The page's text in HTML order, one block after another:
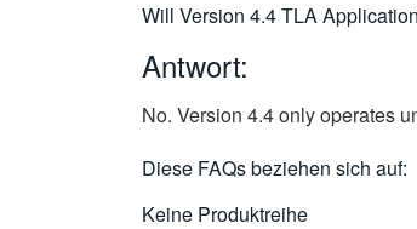
Will Version 4.4 TLA
Antwort:
No. Version 4.4 only operates
Diese FAQs beziehen sich auf:
Keine Produktreihe